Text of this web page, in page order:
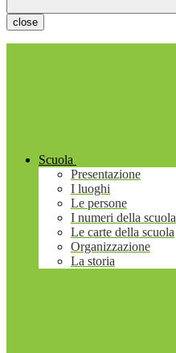
close
Scuola
Presentazione
I luoghi
Le persone
I numeri della scuola
Le carte della scuola
Organizzazione
La storia